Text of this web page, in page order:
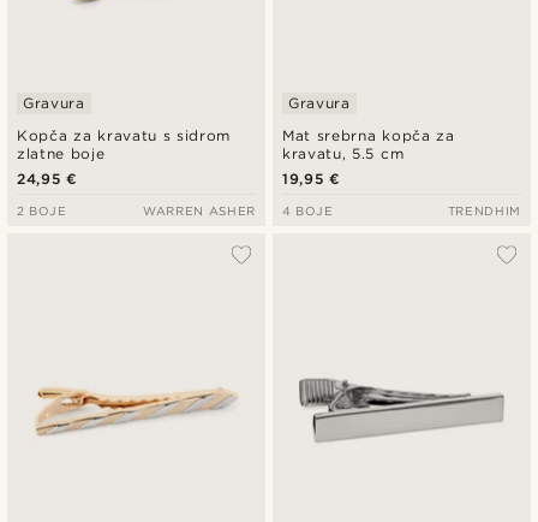
Kopča za kravatu s sidrom
zlatne boje
Gravura
24,95 €
2 BOJE WARREN ASHER
Mat srebrna kopča za
kravatu, 5.5 cm
Gravura
19,95 €
4 BOJE TRENDHIM